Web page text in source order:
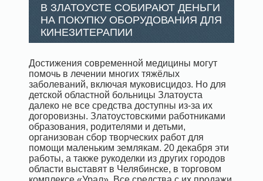
В ЗЛАТОУСТЕ СОБИРАЮТ ДЕНЬГИ
НА ПОКУПКУ ОБОРУДОВАНИЯ ДЛЯ
КИНЕЗИТЕРАПИИ
Достижения современной медицины могут
помочь в лечении многих тяжёлых
заболеваний, включая муковисцидоз. Но для
детской областной больницы Златоуста
далеко не все средства доступны из-за их
догоровизны. Златоустовскими работниками
образования, родителями и детьми,
организован сбор творческих работ для
помощи маленьким землякам. 20 декабря эти
работы, а также рукоделки из других городов
области выставят в Челябинске, в торговом